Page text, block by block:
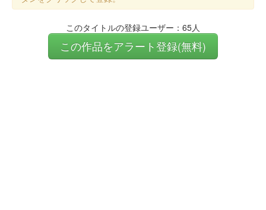
このタイトルの登録ユーザー：65人
この作品をアラート登録(無料)